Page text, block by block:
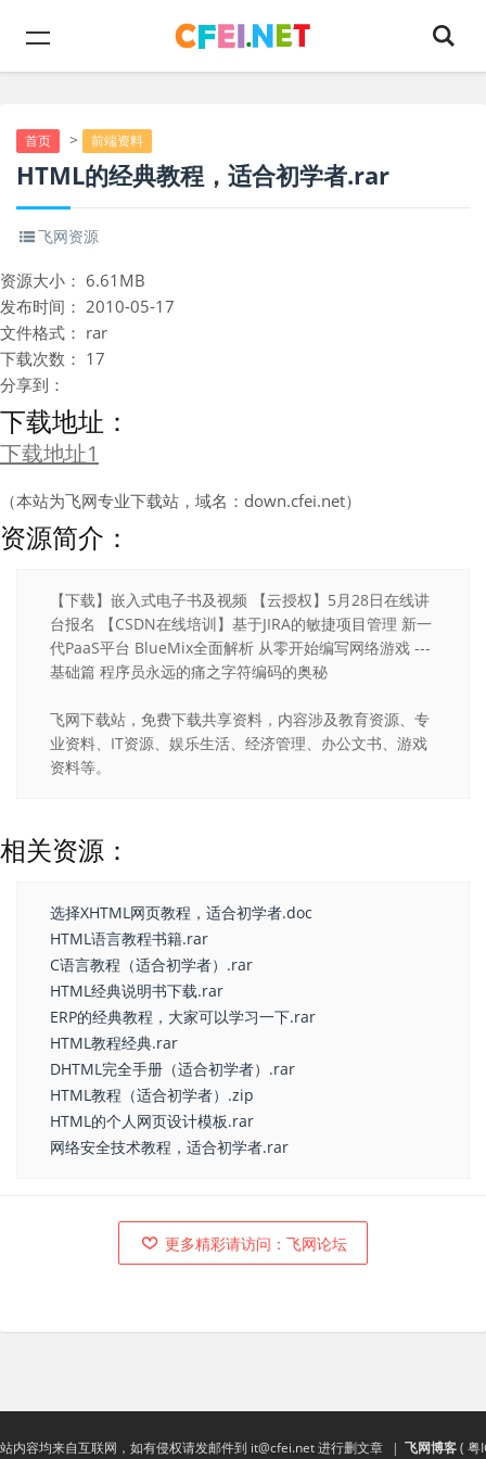
首页 > 前端资料
HTML的经典教程，适合初学者.rar
飞网资源
资源大小： 6.61MB
发布时间： 2010-05-17
文件格式： rar
下载次数： 17
分享到：
下载地址：
下载地址1
（本站为飞网专业下载站，域名：down.cfei.net）
资源简介：
【下载】嵌入式电子书及视频 【云授权】5月28日在线讲
台报名 【CSDN在线培训】基于JIRA的敏捷项目管理 新一
代PaaS平台 BlueMix全面解析 从零开始编写网络游戏 ---
基础篇 程序员永远的痛之字符编码的奥秘
飞网下载站，免费下载共享资料，内容涉及教育资源、专
业资料、IT资源、娱乐生活、经济管理、办公文书、游戏
资料等。
相关资源：
选择XHTML网页教程，适合初学者.doc
HTML语言教程书籍.rar
C语言教程（适合初学者）.rar
HTML经典说明书下载.rar
ERP的经典教程，大家可以学习一下.rar
HTML教程经典.rar
DHTML完全手册（适合初学者）.rar
HTML教程（适合初学者）.zip
HTML的个人网页设计模板.rar
网络安全技术教程，适合初学者.rar
更多精彩请访问：飞网论坛
内容均来自互联网，如有侵权请发邮件到 it@cfei.net进行删文章 | 飞网博客( 粤